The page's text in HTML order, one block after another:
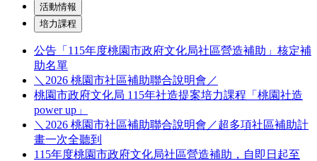
活動情報
培力課程
公告「115年度桃園市政府文化局社區營造補助」核定補
助名單
＼2026 桃園市社區補助聯合說明會／
桃園市政府文化局 115年社造提案培力課程「桃園社造
power up」
＼2026 桃園市社區補助聯合說明會／超多項社區補助計
畫一次全聽到
115年度桃園市政府文化局社區營造補助，自即日起至